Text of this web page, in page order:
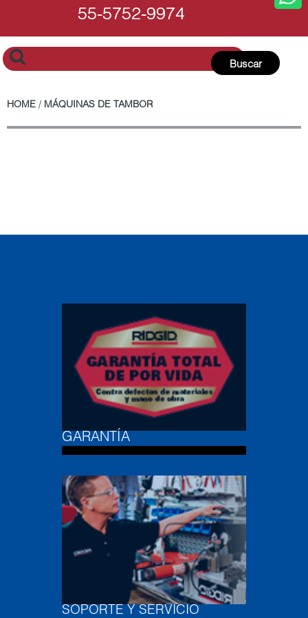
55-5752-9974
55-5752-9974
Buscar
HOME / MÁQUINAS DE TAMBOR
GARANTÍA
SOPORTE Y SERVICIO